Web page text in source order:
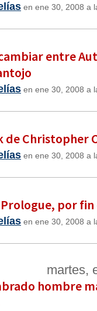
en ene 30, 2008 a
entre
en ene 30, 2008 a
de Christopher
en ene 30, 2008 a
por fin
en ene 30, 2008 a
martes,
hombre